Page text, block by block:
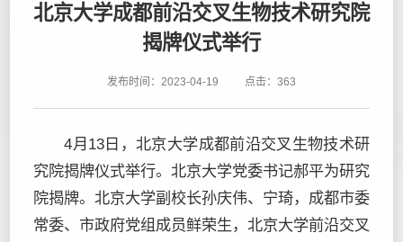
北京大学成都前沿交叉生物技术研究院
揭牌仪式举行
发布时间：2023-04-19 点击： 363
4月13日，北京大学成都前沿交叉生物技术研
究院揭牌仪式举行。北京大学党委书记郝平为研究
院揭牌。北京大学副校长孙庆伟、宁琦，成都市委
常委、市政府党组成员鲜荣生，北京大学前沿交叉